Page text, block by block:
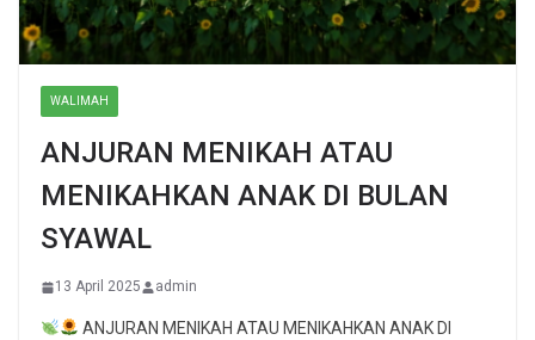
WALIMAH
ANJURAN MENIKAH ATAU
MENIKAHKAN ANAK DI BULAN
SYAWAL
13 April 2025 admin
ANJURAN MENIKAH ATAU MENIKAHKAN ANAK DI